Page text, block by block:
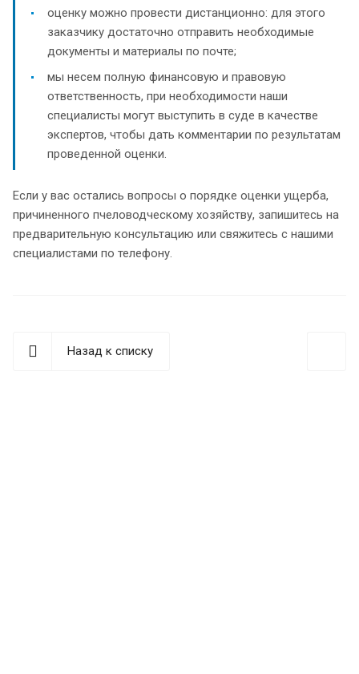
оценку можно провести дистанционно: для этого
заказчику достаточно отправить необходимые
документы и материалы по почте;
мы несем полную финансовую и правовую
ответственность, при необходимости наши
специалисты могут выступить в суде в качестве
экспертов, чтобы дать комментарии по результатам
проведенной оценки.
Если у вас остались вопросы о порядке оценки ущерба,
причиненного пчеловодческому хозяйству, запишитесь на
предварительную консультацию или свяжитесь с нашими
специалистами по телефону.
Назад к списку